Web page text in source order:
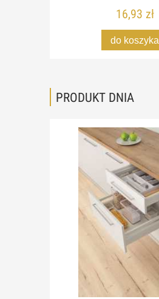
16,93 zł
do koszyka
PRODUKT DNIA